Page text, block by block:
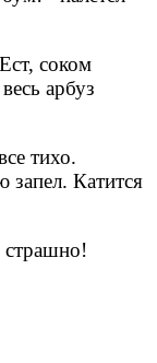
соком
арбуз
тихо.
запел. Катится
страшно!